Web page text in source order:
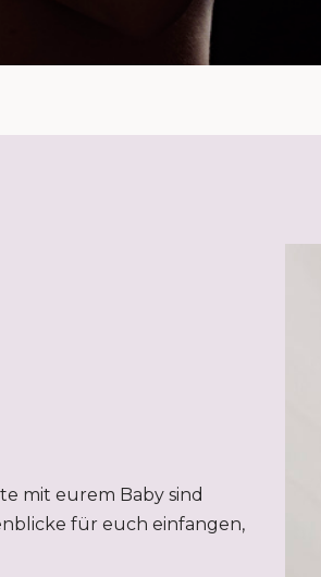
mit eurem Baby sind
für euch einfangen,